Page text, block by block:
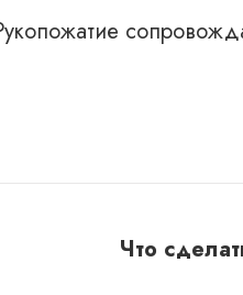
Что